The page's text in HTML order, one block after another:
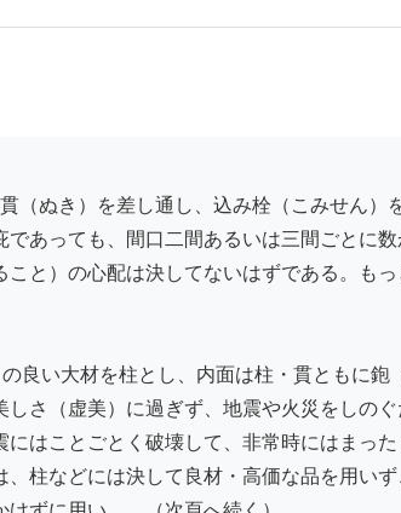
あっても、間口二間あるいは三間ごとに
と）の心配は決してないはずである。も
良い大材を柱とし、内面は柱・貫ともに
さ（虚美）に過ぎず、地震や火災をしの
はことごとく破壊して、非常時にはまっ
柱などには決して良材・高価な品を用い